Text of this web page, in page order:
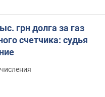
грн долга за газ
счетчика: судья